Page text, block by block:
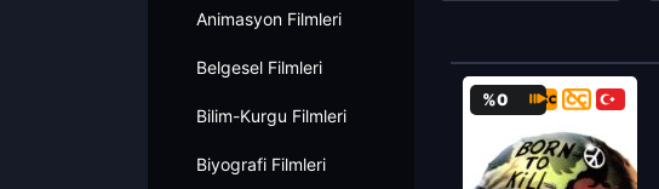
Animasyon Filmleri
Belgesel Filmleri
Bilim-Kurgu Filmleri
Biyografi Filmleri
%0